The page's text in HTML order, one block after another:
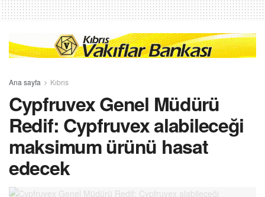
Ana sayfa Kıbrıs
Cypfruvex Genel Müdürü
Redif: Cypfruvex alabileceği
maksimum ürünü hasat
edecek